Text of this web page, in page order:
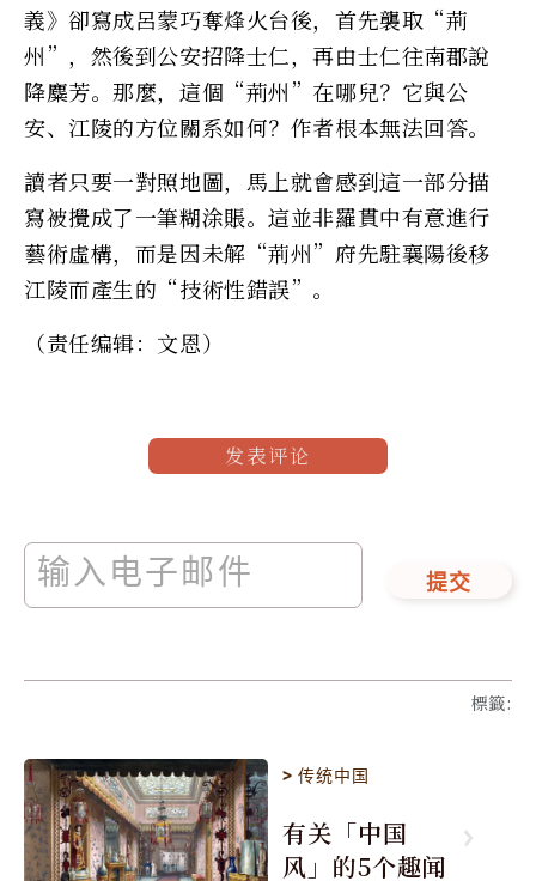
義》卻寫成呂蒙巧奪烽火台後，首先襲取“荊
州”，然後到公安招降士仁，再由士仁往南郡說
降麋芳。那麼，這個“荊州”在哪兒？它與公
安、江陵的方位關系如何？作者根本無法回答。
讀者只要一對照地圖，馬上就會感到這一部分描
寫被攪成了一筆糊涂賬。這並非羅貫中有意進行
藝術虛構，而是因未解“荊州”府先駐襄陽後移
江陵而產生的“技術性錯誤”。
（责任编辑：文恩）
发表评论
提交
標籤:
>传统中国
有关「中国
风」的5个趣闻